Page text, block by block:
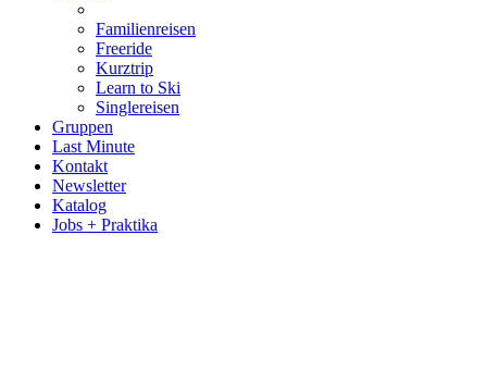
Familienreisen
Freeride
Kurztrip
Learn to Ski
Singlereisen
Gruppen
Last Minute
Kontakt
Newsletter
Katalog
Jobs + Praktika